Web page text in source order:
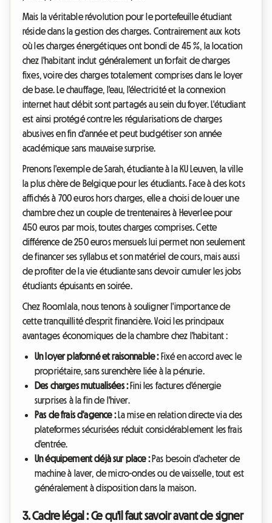
Mais la véritable révolution pour le portefeuille étudiant
réside dans la gestion des charges. Contrairement aux kots
où les charges énergétiques ont bondi de 45 %, la location
chez l'habitant inclut généralement un forfait de charges
fixes, voire des charges totalement comprises dans le loyer
de base. Le chauffage, l'eau, l'électricité et la connexion
internet haut débit sont partagés au sein du foyer. L'étudiant
est ainsi protégé contre les régularisations de charges
abusives en fin d'année et peut budgétiser son année
académique sans mauvaise surprise.
Prenons l'exemple de Sarah, étudiante à la KU Leuven, la ville
la plus chère de Belgique pour les étudiants. Face à des kots
affichés à 700 euros hors charges, elle a choisi de louer une
chambre chez un couple de trentenaires à Heverlee pour
450 euros par mois, toutes charges comprises. Cette
différence de 250 euros mensuels lui permet non seulement
de financer ses syllabus et son matériel de cours, mais aussi
de profiter de la vie étudiante sans devoir cumuler les jobs
étudiants épuisants en soirée.
Chez Roomlala, nous tenons à souligner l'importance de
cette tranquillité d'esprit financière. Voici les principaux
avantages économiques de la chambre chez l'habitant :
Un loyer plafonné et raisonnable :Fixé en accord avec le
propriétaire, sans surenchère liée à la pénurie.
Des charges mutualisées :Fini les factures d'énergie
surprises à la fin de l'hiver.
Pas de frais d'agence :La mise en relation directe via des
plateformes sécurisées réduit considérablement les frais
d'entrée.
Un équipement déjà sur place :Pas besoin d'acheter de
machine à laver, de micro-ondes ou de vaisselle, tout est
généralement à disposition dans la maison.
3. Cadre légal : Ce qu'il faut savoir avant de signer